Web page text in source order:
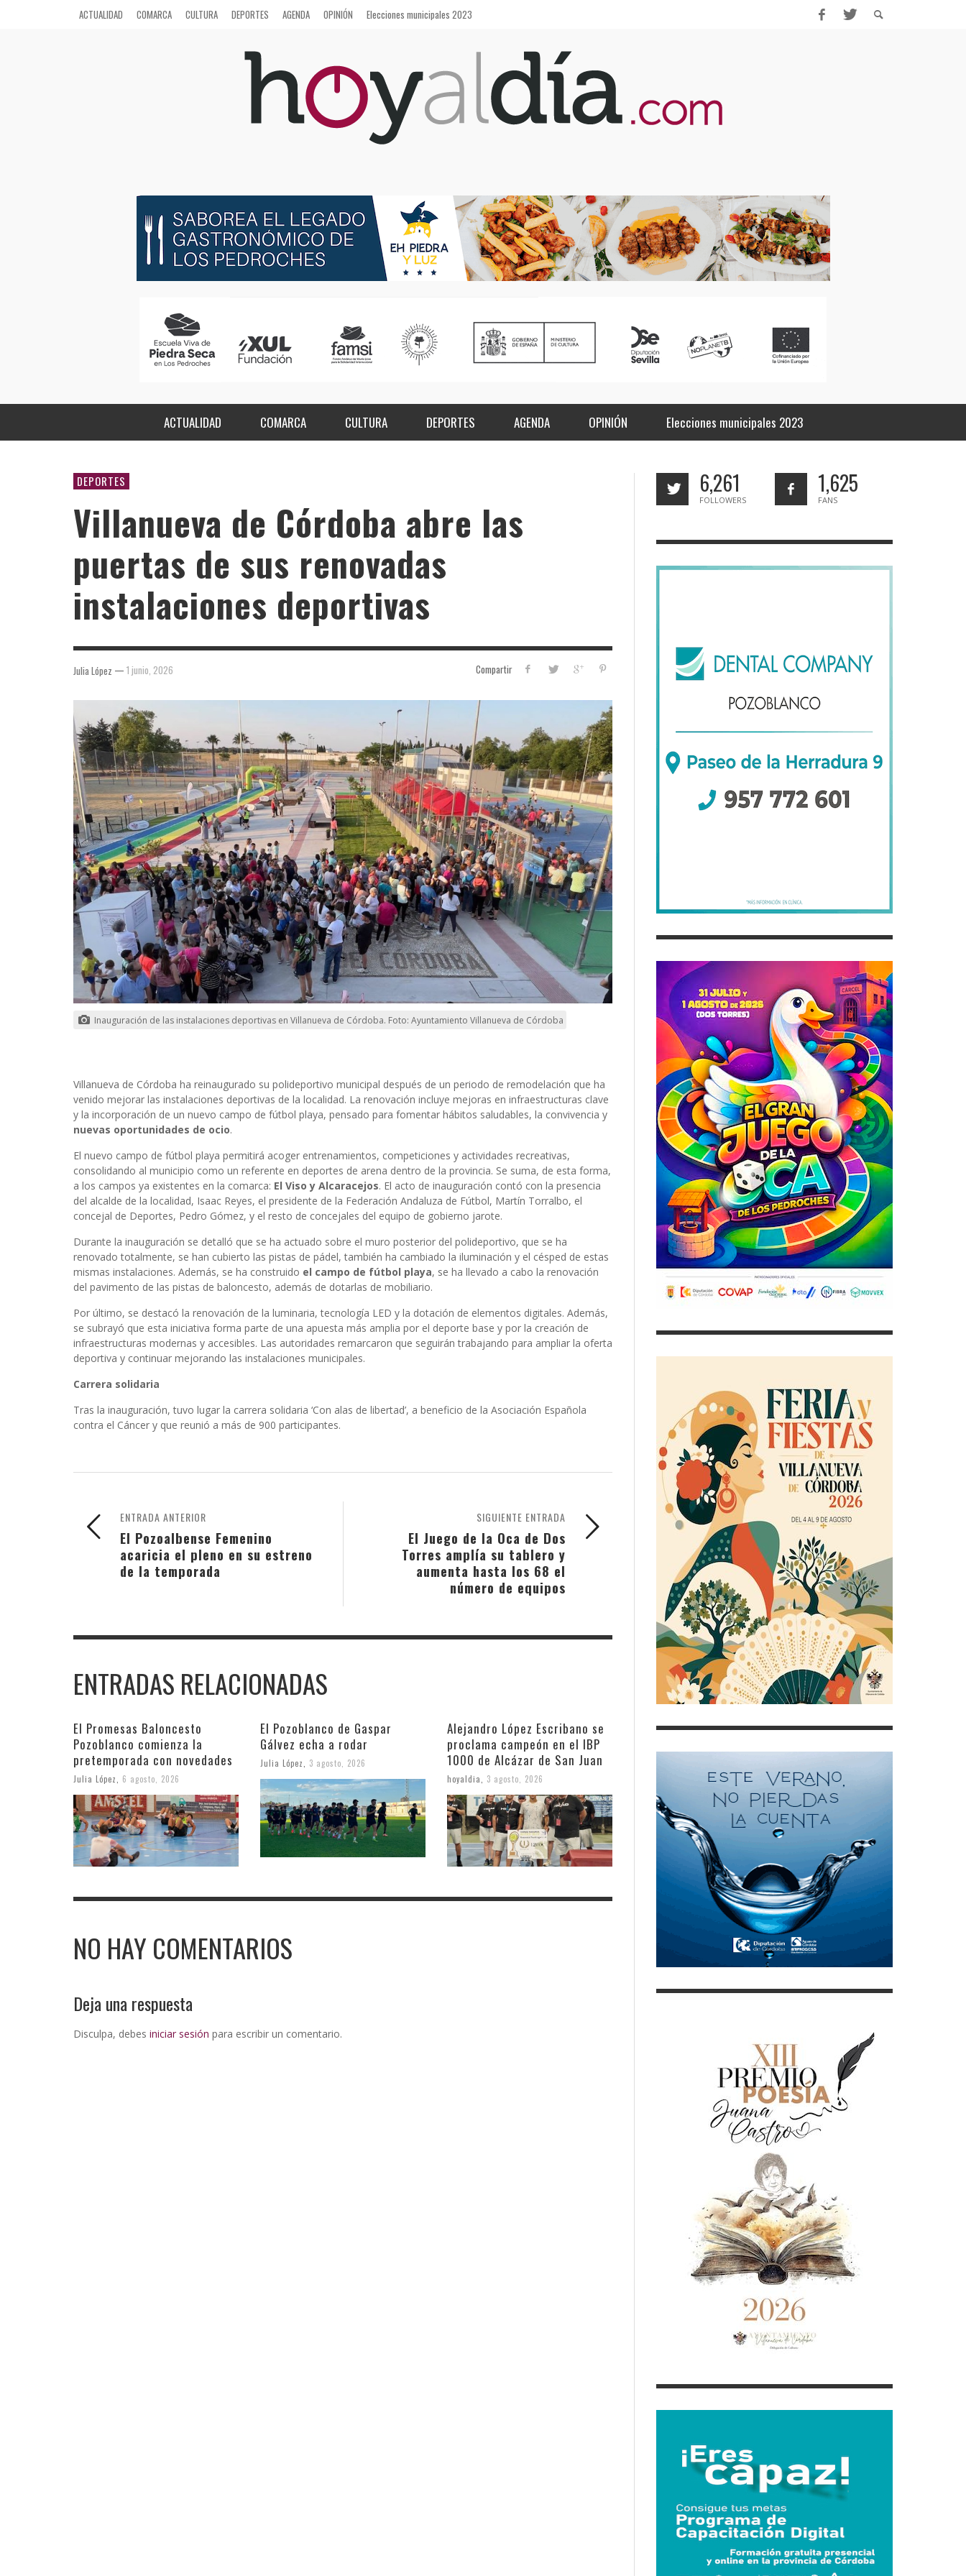
ACTUALIDAD COMARCA CULTURA DEPORTES AGENDA OPINIÓN Elecciones municipales 2023
ACTUALIDAD COMARCA CULTURA DEPORTES AGENDA OPINIÓN Elecciones municipales 2023
DEPORTES
Villanueva de Córdoba abre las
puertas de sus renovadas
instalaciones deportivas
Compartir
Julia López — 1 junio, 2026
Inauguración de las instalaciones deportivas en Villanueva de Córdoba. Foto: Ayuntamiento Villanueva de Córdoba
Villanueva de Córdoba ha reinaugurado su polideportivo municipal después de un periodo de remodelación que ha
venido mejorar las instalaciones deportivas de la localidad. La renovación incluye mejoras en infraestructuras clave
y la incorporación de un nuevo campo de fútbol playa, pensado para fomentar hábitos saludables, la convivencia y
nuevas oportunidades de ocio.
El nuevo campo de fútbol playa permitirá acoger entrenamientos, competiciones y actividades recreativas,
consolidando al municipio como un referente en deportes de arena dentro de la provincia. Se suma, de esta forma,
a los campos ya existentes en la comarca: El Viso y Alcaracejos. El acto de inauguración contó con la presencia
del alcalde de la localidad, Isaac Reyes, el presidente de la Federación Andaluza de Fútbol, Martín Torralbo, el
concejal de Deportes, Pedro Gómez, y el resto de concejales del equipo de gobierno jarote.
Durante la inauguración se detalló que se ha actuado sobre el muro posterior del polideportivo, que se ha
renovado totalmente, se han cubierto las pistas de pádel, también ha cambiado la iluminación y el césped de estas
mismas instalaciones. Además, se ha construido el campo de fútbol playa, se ha llevado a cabo la renovación
del pavimento de las pistas de baloncesto, además de dotarlas de mobiliario.
Por último, se destacó la renovación de la luminaria, tecnología LED y la dotación de elementos digitales. Además,
se subrayó que esta iniciativa forma parte de una apuesta más amplia por el deporte base y por la creación de
infraestructuras modernas y accesibles. Las autoridades remarcaron que seguirán trabajando para ampliar la oferta
deportiva y continuar mejorando las instalaciones municipales.
Carrera solidaria
Tras la inauguración, tuvo lugar la carrera solidaria ‘Con alas de libertad’, a beneficio de la Asociación Española
contra el Cáncer y que reunió a más de 900 participantes.
SIGUIENTE ENTRADA
El Juego de la Oca de Dos
Torres amplía su tablero y
aumenta hasta los 68 el
número de equipos
ENTRADA ANTERIOR
El Pozoalbense Femenino
acaricia el pleno en su estreno
de la temporada
ENTRADAS RELACIONADAS
El Promesas Baloncesto
Pozoblanco comienza la
pretemporada con novedades
Julia López 6 agosto, 2026
El Pozoblanco de Gaspar
Gálvez echa a rodar
Julia López 3 agosto, 2026
Alejandro López Escribano se
proclama campeón en el IBP
1000 de Alcázar de San Juan
hoyaldia 3 agosto, 2026
NO HAY COMENTARIOS
Deja una respuesta
Disculpa, debes iniciar sesión para escribir un comentario.
6,261
FOLLOWERS
1,625
FANS